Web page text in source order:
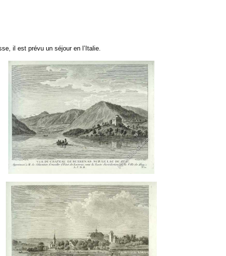
il est prévu un séjour en l’Italie.